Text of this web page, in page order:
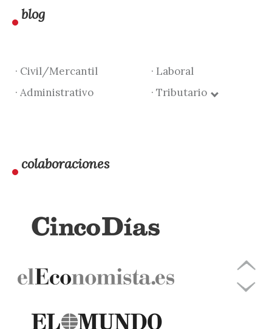
blog
· Civil/Mercantil
· Laboral
· Administrativo
· Tributario
colaboraciones